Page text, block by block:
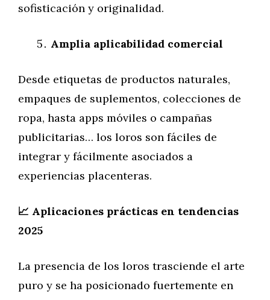
sofisticación y originalidad.
Amplia aplicabilidad comercial
Desde etiquetas de productos naturales,
empaques de suplementos, colecciones de
ropa, hasta apps móviles o campañas
publicitarias… los loros son fáciles de
integrar y fácilmente asociados a
experiencias placenteras.
📈 Aplicaciones prácticas en tendencias
2025
La presencia de los loros trasciende el arte
puro y se ha posicionado fuertemente en